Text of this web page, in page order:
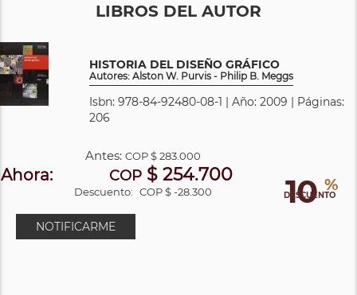
LIBROS DEL AUTOR
HISTORIA DEL DISEÑO GRÁFICO
Autores: Alston W. Purvis - Philip B. Meggs
Isbn: 978-84-92480-08-1 | Año: 2009 | Páginas:
206
10 %
DESCUENTO
Antes: COP$ 283.000
Ahora: COP$ 254.700
Descuento: COP $ -28.300
NOTIFICARME